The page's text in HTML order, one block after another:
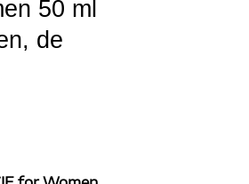
50 ml
de